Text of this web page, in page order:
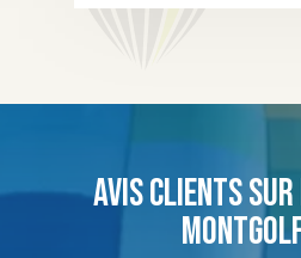
AVIS CLIENTS